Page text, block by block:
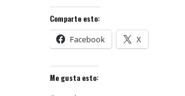
Comparte esto:
Facebook X
Me gusta esto: